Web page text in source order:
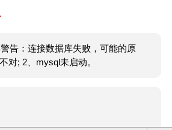
告：连接数据库失败，可能的原
对; 2、mysql未启动。